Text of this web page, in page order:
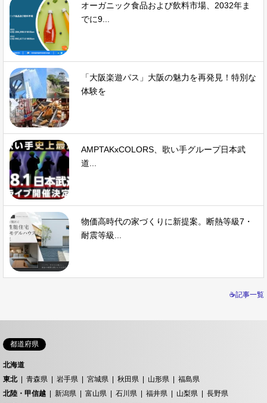
オーガニック食品および飲料市場、2032年ま
でに9...
「大阪楽遊パス」大阪の魅力を再発見！特別な
体験を
AMPTAKxCOLORS、歌い手グループ日本武
道...
物価高時代の家づくりに新提案。断熱等級7・
耐震等級...
☕記事一覧
都道府県
北海道
東北
青森県 岩手県 宮城県 秋田県 山形県
福島県
北陸・甲信越
新潟県 富山県 石川県 福井県 山梨県
長野県